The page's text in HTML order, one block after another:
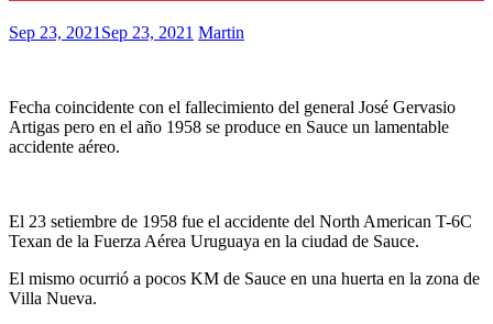
Sep 23, 2021 Sep 23, 2021 Martin
Fecha coincidente con el fallecimiento del general José Gervasio
Artigas pero en el año 1958 se produce en Sauce un lamentable
accidente aéreo.
El 23 setiembre de 1958 fue el accidente del North American T-6C
Texan de la Fuerza Aérea Uruguaya en la ciudad de Sauce.
El mismo ocurrió a pocos KM de Sauce en una huerta en la zona de
Villa Nueva.